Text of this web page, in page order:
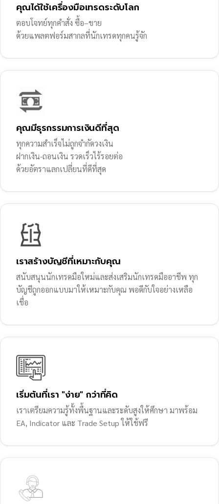
คุณได้ใช้เครื่องมือเทรดระดับโลก
ตอบโจทย์ทุกคำสั่ง ซื้อ–ขาย
ด้วยแพลตฟอร์มสากลที่นักเทรดทุกคนรู้จัก
คุณมีธุรกรรมการเงินดีที่สุด
ทุกความสำเร็จไม่ถูกจำกัดวงเงิน
ฝากเงิน-ถอนเงิน รวดเร็วไร้รอยต่อ
ด้วยอัตราแลกเปลี่ยนที่ดีที่สุด
เราสร้างบัญชีที่เหมาะกับคุณ
สนับสนุนนักเทรดมือใหม่และส่งเสริมนักเทรดมืออาชีพ ทุก
บัญชีถูกออกแบบมาให้เหมาะกับคุณ พอดีกับใจอย่างเหลือ
เชื่อ
เริ่มต้นที่เรา "ง่าย" กว่าที่คิด
เราเตรียมความรู้ทั้งพื้นฐานและระดับสูงให้ศึกษา มาพร้อม
EA, Indicator และ Trade Setup ให้ใช้ฟรี